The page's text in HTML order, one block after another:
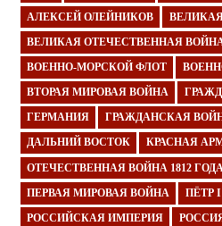
АЛЕКСЕЙ ОЛЕЙНИКОВ
ВЕЛИКАЯ ОТЕЧЕСТВЕННАЯ ВОЙНА
ВОЕННО-МОРСКОЙ ФЛОТ
ВТОРАЯ МИРОВАЯ ВОЙНА
ГЕРМАНИЯ ГРАЖДАНСКАЯ
ДАЛЬНИЙ ВОСТОК КРАСНАЯ
ОТЕЧЕСТВЕННАЯ ВОЙНА 1812 ГОДА
ПЕРВАЯ МИРОВАЯ ВОЙНА ПЁТР I
РОССИЙСКАЯ ИМПЕРИЯ